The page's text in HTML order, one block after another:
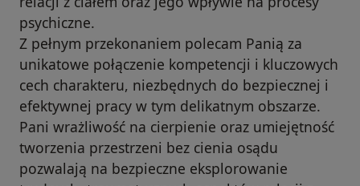
psychiczne.
Z pełnym przekonaniem polecam Panią za
unikatowe połączenie kompetencji i kluczowych
cech charakteru, niezbędnych do bezpiecznej i
efektywnej pracy w tym delikatnym obszarze.
Pani wrażliwość na cierpienie oraz umiejętność
tworzenia przestrzeni bez cienia osądu
pozwalają na bezpieczne eksplorowanie